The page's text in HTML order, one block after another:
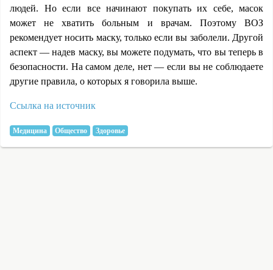
людей. Но если все начинают покупать их себе, масок
может не хватить больным и врачам. Поэтому ВОЗ
рекомендует носить маску, только если вы заболели. Другой
аспект — надев маску, вы можете подумать, что вы теперь в
безопасности. На самом деле, нет — если вы не соблюдаете
другие правила, о которых я говорила выше.
Ссылка на источник
Медицина Общество Здоровье